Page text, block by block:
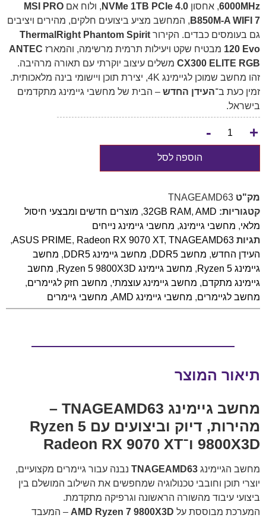
‎6000MHz‎, אחסון NVMe 1TB PCIe 4.0 , ולוח אם MSI PRO
B850M-A WIFI 7 , המחשב מציע ביצועים חלקים, מהירים ויציבים
גם בעומסים כבדים. הקירור ThermalRight Phantom Spirit
120 Evo מבטיח שקט ויעילות תרמית מרשימה, והמארז ANTEC
CX300 ELITE RGB משלים עיצוב יוקרתי עם תאורה מרהיבה.
זהו מחשב שמוכן לגיימינג 4K, יצירת תוכן ויישומי בינה מלאכותית.
זמין כעת ב־העידן החדש – הבית של מחשבי גיימינג מתקדמים
בישראל.
+
-
הוספה לסל
מק"ט TNAGEAMD63
קטגוריות:
32GB RAM, AMD
, מוצרים חדשים ומבצעי חיסול
מלאי, מחשבי גיימינג, מחשבי גיימינג נייחים
תגיות
ASUS PRIME, Radeon RX 9070 XT, TNAGEAMD63
,
העידן החדש, מחשב DDR5 , מחשב גיימינג DDR5 , מחשב
גיימינג Ryzen 5
, מחשב גיימינג Ryzen 5 9800X3D , מחשב
גיימינג מתקדם, מחשב גיימינג עוצמתי, מחשב חזק לגיימרים,
מחשב לגיימרים, מחשבי גיימינג AMD , מחשבי גיימרים
תיאור המוצר
מחשב גיימינג TNAGEAMD63 –
מהירות, דיוק וביצועים עם Ryzen 5
9800X3D ו־Radeon RX 9070 XT
מחשב הגיימינג TNAGEAMD63 נבנה עבור גיימרים מקצועיים,
יוצרי תוכן וחובבי טכנולוגיה שמחפשים את השילוב המושלם בין
ביצועי עיבוד מהשורה הראשונה וגרפיקה מתקדמת.
המערכת מבוססת על AMD Ryzen 7 9800X3D – המעבד